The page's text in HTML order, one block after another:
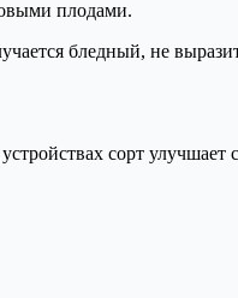
плодами.
бледный, не
сорт улучшает